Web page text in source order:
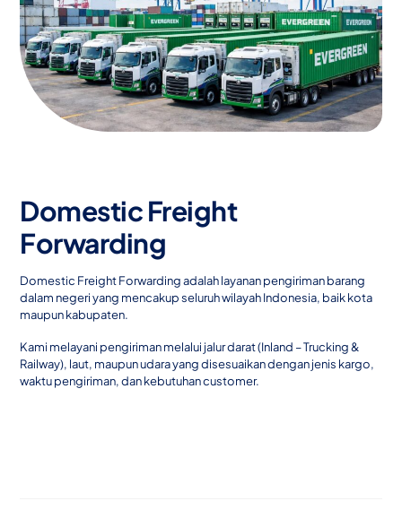
Domestic Freight
Forwarding
Domestic Freight Forwarding adalah layanan pengiriman barang
dalam negeri yang mencakup seluruh wilayah Indonesia, baik kota
maupun kabupaten.
Kami melayani pengiriman melalui jalur darat (Inland – Trucking &
Railway), laut, maupun udara yang disesuaikan dengan jenis kargo,
waktu pengiriman, dan kebutuhan customer.